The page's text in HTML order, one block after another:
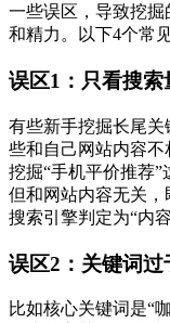
一些误区，导致挖
和精力。以下4个常
误区1：只看搜
有些新手挖掘长尾
些和自己网站内容不
挖掘“手机平价推荐”
但和网站内容无关
搜索引擎判定为“内
误区2：关键词
比如核心关键词是“